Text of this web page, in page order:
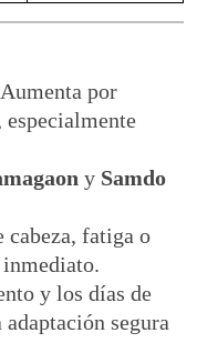
Aumenta por
especialmente
y Samdo
cabeza, fatiga o
inmediato.
y los días de
adaptación segura